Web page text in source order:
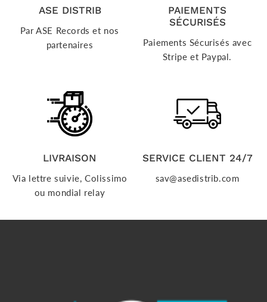
ASE DISTRIB
Par ASE Records et nos
partenaires
PAIEMENTS
SÉCURISÉS
Paiements Sécurisés avec
Stripe et Paypal.
LIVRAISON
Via lettre suivie, Colissimo
ou mondial relay
SERVICE CLIENT 24/7
sav@asedistrib.com